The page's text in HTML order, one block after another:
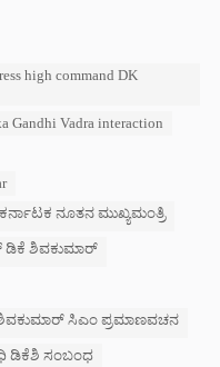
high command DK
Gandhi Vadra interaction
ಕರ್ನಾಟಕ ನೂತನ ಮುಖ್ಯಮಂತ್ರಿ
ಡಿಕೆ ಶಿವಕುಮಾರ್
ಸಿಎಂ ಪ್ರಮಾಣವಚನ
ಡಿಕೆಶಿ ಸಂಬಂಧ